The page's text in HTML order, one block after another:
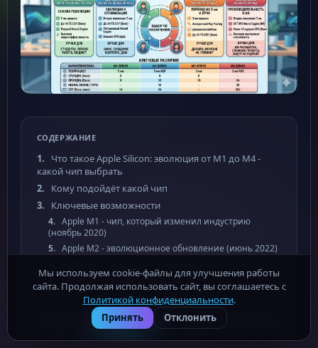
СОДЕРЖАНИЕ
Что такое Apple Silicon: эволюция от M1 до M4 -
какой чип выбрать
Кому подойдёт какой чип
Ключевые возможности
Apple M1 - чип, который изменил индустрию
(ноябрь 2020)
Apple M2 - эволюционное обновление (июнь 2022)
Apple M4 - акцент на AI (май 2024)
Что общего у всех M-чипов
Состояние батареи на разных M-чипах
Совместимость с macOS Tahoe
Использование с Apple Intelligence
Mac-Soft.ru - бесплатные программы для macOS ·
конфиденциальности
· Роскомнадзор (ОПД): № 32-26-014202
Мы используем cookie-файлы для улучшения работы
сайта. Продолжая использовать сайт, вы соглашаетесь с
Политикой конфиденциальности.
Принять
Отклонить